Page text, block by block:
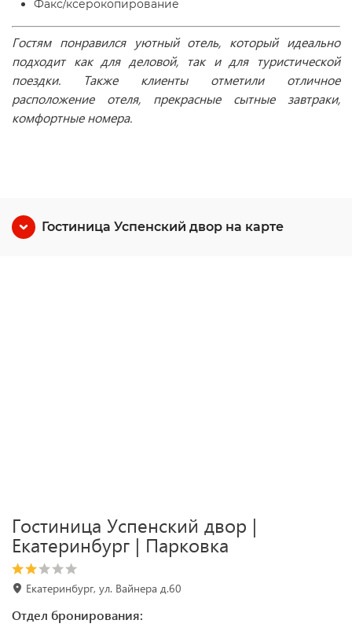
Факс/ксерокопирование
Гостям понравился уютный отель, который идеально
подходит как для деловой, так и для туристической
поездки. Также клиенты отметили отличное
расположение отеля, прекрасные сытные завтраки,
комфортные номера.
Гостиница Успенский двор на карте
Гостиница Успенский двор |
Екатеринбург | Парковка
Екатеринбург, ул. Вайнера д.60
Отдел бронирования: